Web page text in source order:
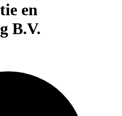
en
B.V.